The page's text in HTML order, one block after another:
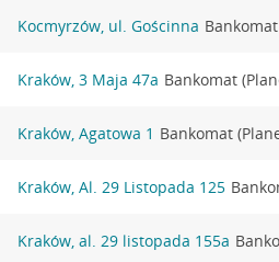
Kocmyrzów, ul. Gościnna
Kraków, 3 Maja 47a Bankomat
Kraków, Agatowa 1 Bankomat
Kraków, Al. 29 Listopada 125
Kraków, al. 29 listopada 155a